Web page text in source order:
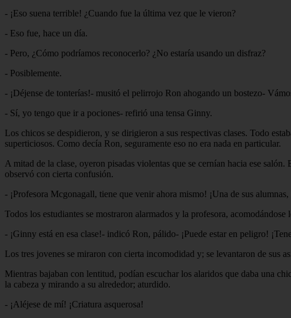
- ¡Eso suena terrible! ¿Cuando fue la última vez que le vieron?
- Eso fue, hace un día.
- Pero, ¿Cómo podríamos reconocerlo? ¿No estaría usando un disfraz?
- Posiblemente.
- ¡Déjense de tonterías!- musitó el pelirrojo Ron ahogando un bostezo-
- Sí, yo tengo que ir a pociones- refirió una tensa Ginny.
Los chicos se despidieron, y se dirigieron a sus respectivas clases. Todo
superticiosos. Como decía Ron, seguramente eso no era nada en particular.
A mitad de la clase, oyeron pisadas violentas que se cernían hacia ese
observó con cierta confusión.
- ¡Profesora Mcgonagall, tiene que venir ahora mismo! ¡Una de sus
Todos los estudiantes se mostraron alarmados y la profesora,
- ¡Ginny está en esa clase!- indicó Ron, pálido- ¡Puede estar en peligro!
Los tres jovenes se miraron con cierta incomodidad y; se levantaron de sus
Mientras bajaban con lentitud, podían escuchar los alaridos que daba una
la cabeza y mirando a su alrededor; aturdido.
- ¡Aléjese de mí! ¡Criatura asquerosa!